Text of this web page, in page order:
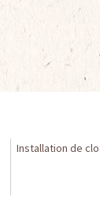
Installation de